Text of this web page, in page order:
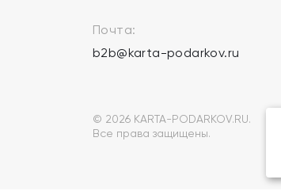
Почта:
b2b@karta-podarkov.ru
© 2026 KARTA-PODARKOV.RU.
Все права защищены.